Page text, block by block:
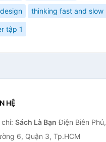
design thinking fast and slow
tập 1
HỆ
Sách Là Bạn Điện Biên Phủ,
6, Quận 3, Tp.HCM